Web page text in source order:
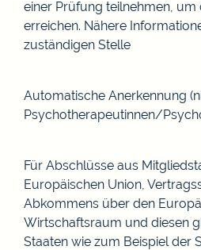
einer Prüfung teilnehmen, um
erreichen. Nähere
zuständigen Stelle
Automatische Anerkennung
Psychotherapeutinnen/
Für Abschlüsse aus
Europäischen Union,
Abkommens über den
Wirtschaftsraum und diesen
Staaten wie zum Beispiel der